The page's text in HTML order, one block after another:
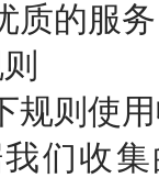
质的服
规则使
们收